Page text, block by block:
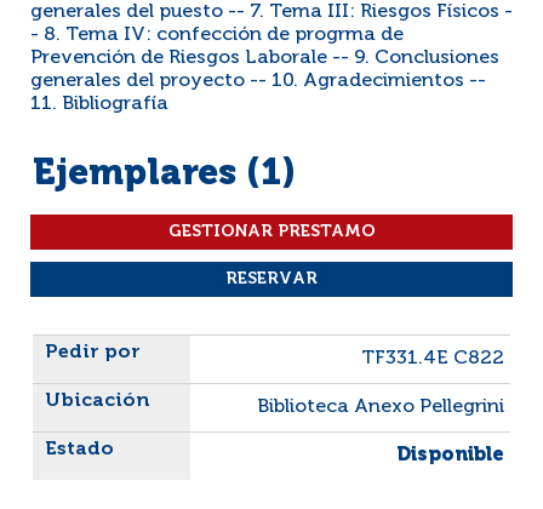
generales del puesto -- 7. Tema III: Riesgos Físicos -
- 8. Tema IV: confección de progrma de
Prevención de Riesgos Laborale -- 9. Conclusiones
generales del proyecto -- 10. Agradecimientos --
11. Bibliografía
Ejemplares (1)
Liste des exemplaires
TF331.4E C822
Biblioteca Anexo Pellegrini
Disponible